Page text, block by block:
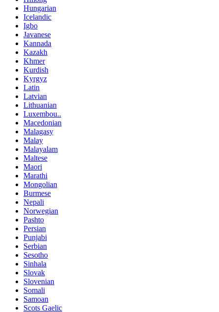
Hungarian
Icelandic
Igbo
Javanese
Kannada
Kazakh
Khmer
Kurdish
Kyrgyz
Latin
Latvian
Lithuanian
Luxembou..
Macedonian
Malagasy
Malay
Malayalam
Maltese
Maori
Marathi
Mongolian
Burmese
Nepali
Norwegian
Pashto
Persian
Punjabi
Serbian
Sesotho
Sinhala
Slovak
Slovenian
Somali
Samoan
Scots Gaelic